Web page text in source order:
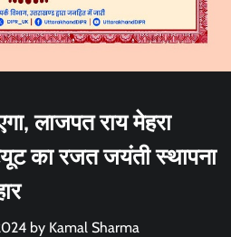
लाजपत राय मेहरा
का रजत जयंती स्थापना
by Kamal Sharma